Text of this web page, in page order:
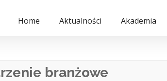
Home Aktualności Akademia
branżowe